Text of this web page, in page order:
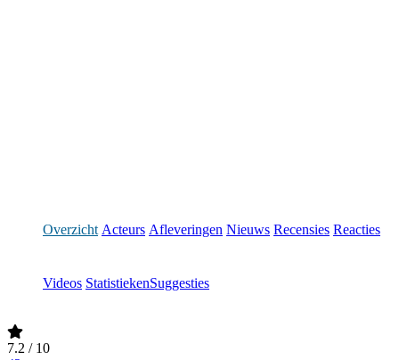
Overzicht Acteurs Afleveringen Nieuws Recensies Reacties
Videos StatistiekenSuggesties
7.2 / 10